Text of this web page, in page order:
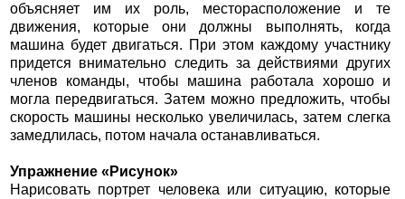
объясняет им их роль, месторасположение и те
движения, которые они должны выполнять, когда
машина будет двигаться. При этом каждому участнику
придется внимательно следить за действиями других
членов команды, чтобы машина работала хорошо и
могла передвигаться. Затем можно предложить, чтобы
скорость машины несколько увеличилась, затем слегка
замедлилась, потом начала останавливаться.
Упражнение «Рисунок»
Нарисовать портрет человека или ситуацию, которые